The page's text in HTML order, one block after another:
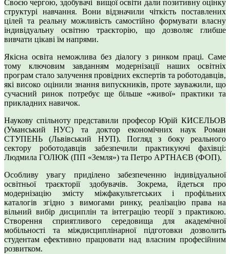
Своєю чергою, здобувачі вищої освіти дали позитивну оцінку
структурі навчання. Вони відзначили чіткість поставлених
цілей та реальну можливість самостійно формувати власну
індивідуальну освітню траєкторію, що дозволяє глибше
вивчати цікаві їм напрями.
Якісна освіта неможлива без діалогу з ринком праці. Саме
тому ключовим завданням модернізації наших освітніх
програм стало залучення провідних експертів та роботодавців,
які високо оцінили знання випускників, проте зауважили, що
сучасний ринок потребує ще більше «живої» практики та
прикладних навичок.
Наукову спільноту представили професор Юрій КИСЕЛЬОВ
(Уманський НУС) та доктор економічних наук Роман
СТУПЕНЬ (Львівський НУП). Погляд з боку реального
сектору роботодавців забезпечили практикуючі фахівці:
Людмила ГОЛЮК (ПП «Земля») та Петро АРТНАЄВ (ФОП).
Особливу увагу приділено забезпеченню індивідуальної
освітньої траєкторії здобувачів. Зокрема, йдеться про
модернізацію змісту міжфакультетських і профільних
каталогів згідно з вимогами ринку, реалізацію права на
вільний вибір дисциплін та інтеграцію теорії з практикою.
Створення сприятливого середовища для академічної
мобільності та міждисциплінарної підготовки дозволить
студентам ефективно працювати над власним професійним
розвитком.